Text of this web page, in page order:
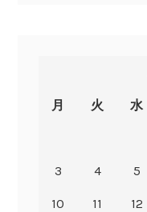
月 火 水
3 4 5
10 11 12